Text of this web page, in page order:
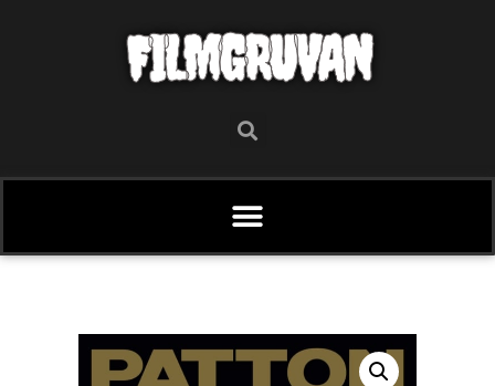
FILMGRUVAN